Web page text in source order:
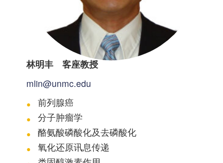
林明丰 客座教授
mlin@unmc.edu
前列腺癌
分子肿瘤学
酪氨酸磷酸化及去磷酸化
氧化还原讯息传递